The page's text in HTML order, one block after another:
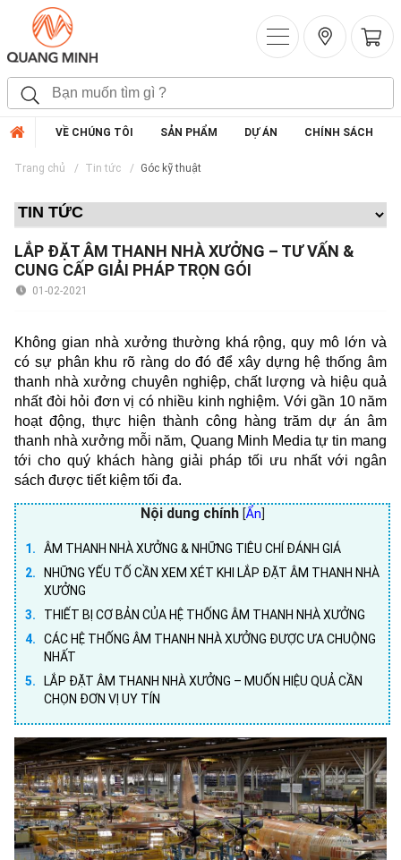
VỀ CHÚNG TÔI SẢN PHẨM DỰ ÁN CHÍNH SÁCH
Trang chủ Tin tức Góc kỹ thuật
LẮP ĐẶT ÂM THANH NHÀ XƯỞNG – TƯ VẤN &
CUNG CẤP GIẢI PHÁP TRỌN GÓI
01-02-2021
Không gian nhà xưởng thường khá rộng, quy mô lớn và
có sự phân khu rõ ràng do đó để xây dựng hệ thống âm
thanh nhà xưởng chuyên nghiệp, chất lượng và hiệu quả
nhất đòi hỏi đơn vị có nhiều kinh nghiệm. Với gần 10 năm
hoạt động, thực hiện thành công hàng trăm dự án âm
thanh nhà xưởng mỗi năm, Quang Minh Media tự tin mang
tới cho quý khách hàng giải pháp tối ưu nhất với ngân
sách được tiết kiệm tối đa.
Nội dung chính [Ẩn
ÂM THANH NHÀ XƯỞNG & NHỮNG TIÊU CHÍ ĐÁNH GIÁ
NHỮNG YẾU TỐ CẦN XEM XÉT KHI LẮP ĐẶT ÂM THANH NHÀ
XƯỞNG
THIẾT BỊ CƠ BẢN CỦA HỆ THỐNG ÂM THANH NHÀ XƯỞNG
CÁC HỆ THỐNG ÂM THANH NHÀ XƯỞNG ĐƯỢC ƯA CHUỘNG
NHẤT
LẮP ĐẶT ÂM THANH NHÀ XƯỞNG – MUỐN HIỆU QUẢ CẦN
CHỌN ĐƠN VỊ UY TÍN